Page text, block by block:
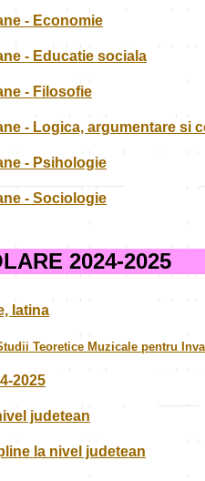
- Economie
- Educatie sociala
- Filosofie
- Logica, argumentare si
- Psihologie
- Sociologie
2024-2025
latina
Teoretice Muzicale pentru
2025
judetean
la nivel judetean